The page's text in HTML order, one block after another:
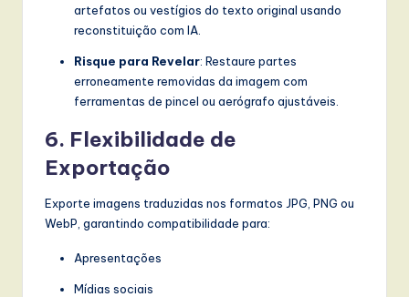
artefatos ou vestígios do texto original usando
reconstituição com IA.
Risque para Revelar: Restaure partes
erroneamente removidas da imagem com
ferramentas de pincel ou aerógrafo ajustáveis.
6. Flexibilidade de
Exportação
Exporte imagens traduzidas nos formatos JPG, PNG ou
WebP, garantindo compatibilidade para:
Apresentações
Mídias sociais